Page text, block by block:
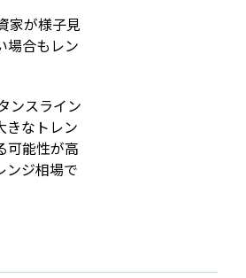
家が様子見
場合もレン
ンスライン
きなトレン
可能性が高
ンジ相場で